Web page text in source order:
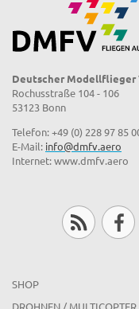
Deutscher Modellflieger
Rochusstraße 104 - 106
53123 Bonn
Telefon: +49 (0) 228 97 85
E-Mail: info@dmfv.aero
Internet: www.dmfv.aero
SHOP
DROHNEN / MULTICOPTER